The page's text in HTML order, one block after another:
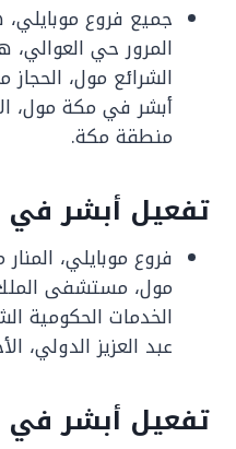
جميع فروع موبايلي،
المرور حي العوالي،
الشرائع مول،
أبشر في مكة مول،
منطقة مكة.
تفعيل أبشر في
فروع موبايلي،
مول، مستشفى
الخدمات الحكومية
عبد العزيز الدولي،
تفعيل أبشر في